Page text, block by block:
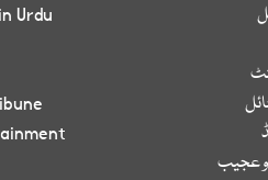
عجیب
Urdu